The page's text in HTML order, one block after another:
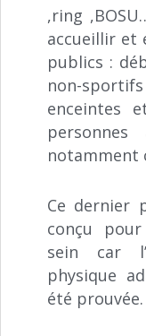
,ring
accueillir et
publics :
non-
enceintes
notamment
Ce dernier
conçu
sein car
physique
été prouvée.